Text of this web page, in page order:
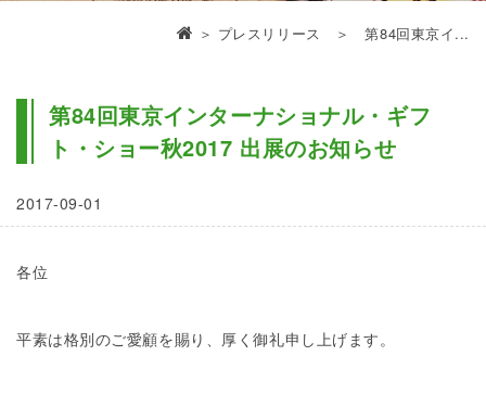
＞ プレスリリース ＞ 第84回東京イ...
第84回東京インターナショナル・ギフ
ト・ショー秋2017 出展のお知らせ
2017-09-01
各位
平素は格別のご愛顧を賜り、厚く御礼申し上げます。